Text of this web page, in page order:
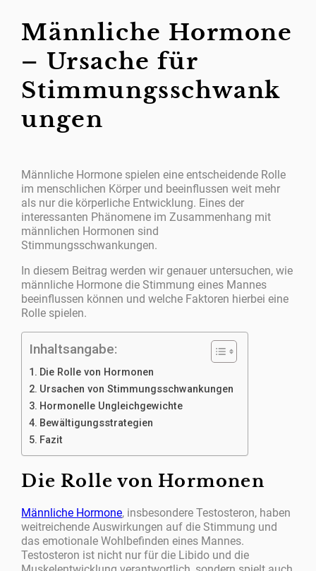
Männliche Hormone
– Ursache für
Stimmungsschwank
ungen
Männliche Hormone spielen eine entscheidende Rolle
im menschlichen Körper und beeinflussen weit mehr
als nur die körperliche Entwicklung. Eines der
interessanten Phänomene im Zusammenhang mit
männlichen Hormonen sind
Stimmungsschwankungen.
In diesem Beitrag werden wir genauer untersuchen, wie
männliche Hormone die Stimmung eines Mannes
beeinflussen können und welche Faktoren hierbei eine
Rolle spielen.
Inhaltsangabe:
Die Rolle von Hormonen
Ursachen von Stimmungsschwankungen
Hormonelle Ungleichgewichte
Bewältigungsstrategien
Fazit
Die Rolle von Hormonen
Männliche Hormone, insbesondere Testosteron, haben
weitreichende Auswirkungen auf die Stimmung und
das emotionale Wohlbefinden eines Mannes.
Testosteron ist nicht nur für die Libido und die